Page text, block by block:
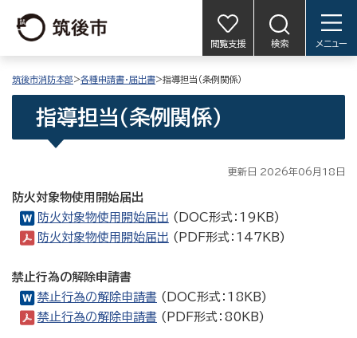
閲覧支援 検索 メニュー
筑後市消防本部>各種申請書・届出書>指導担当（条例関係）
指導担当（条例関係）
更新日 2026年06月18日
防火対象物使用開始届出
防火対象物使用開始届出 (DOC形式：19KB)
防火対象物使用開始届出 (PDF形式：147KB)
禁止行為の解除申請書
禁止行為の解除申請書 (DOC形式：18KB)
禁止行為の解除申請書 (PDF形式：80KB)